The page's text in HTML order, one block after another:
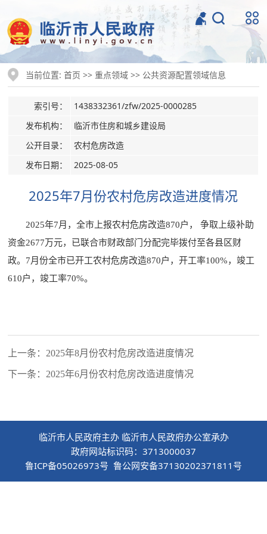
当前位置:首页 >>重点领域 >> 公共资源配置领域信息
索引号：
1438332361/zfw/2025-0000285
发布机构：
临沂市住房和城乡建设局
公开目录：
农村危房改造
发布日期：
2025-08-05
2025年7月份农村危房改造进度情况
2025年7月，全市上报农村危房改造870户， 争取上级补助
资金2677万元，已联合市财政部门分配完毕拨付至各县区财
政。7月份全市已开工农村危房改造870户，开工率100%，竣工
610户，竣工率70%。
上一条：2025年8月份农村危房改造进度情况
下一条：2025年6月份农村危房改造进度情况
临沂市人民政府主办 临沂市人民政府办公室承办
政府网站标识码：3713000037
鲁ICP备05026973号 鲁公网安备37130202371811号